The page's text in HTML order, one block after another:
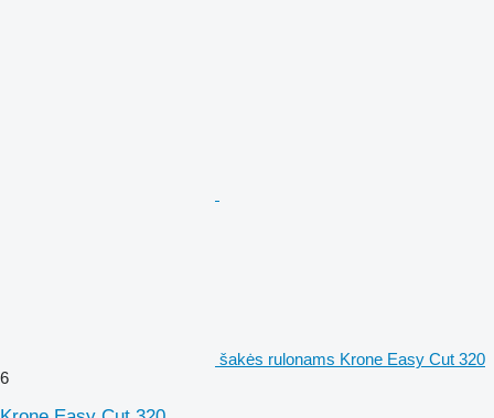
šakės rulonams Krone Easy Cut 320
6